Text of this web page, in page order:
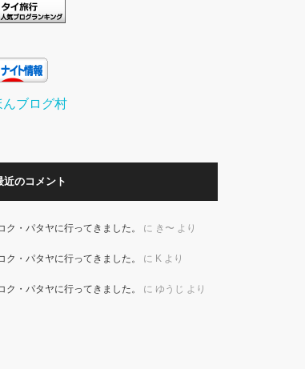
んブログ村
近のコメント
ク・パタヤに行ってきました。 に き〜 より
ク・パタヤに行ってきました。 に Kより
ク・パタヤに行ってきました。 に ゆうじ より